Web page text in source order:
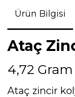
Ürün Bilgisi
Ataç
4,72 Gram
Ataç zincir